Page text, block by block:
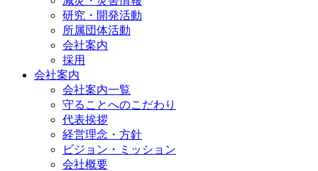
研究・開発活動
所属団体活動
会社案内
採用
会社案内
会社案内一覧
守ることへのこだわり
代表挨拶
経営理念・方針
ビジョン・ミッション
会社概要